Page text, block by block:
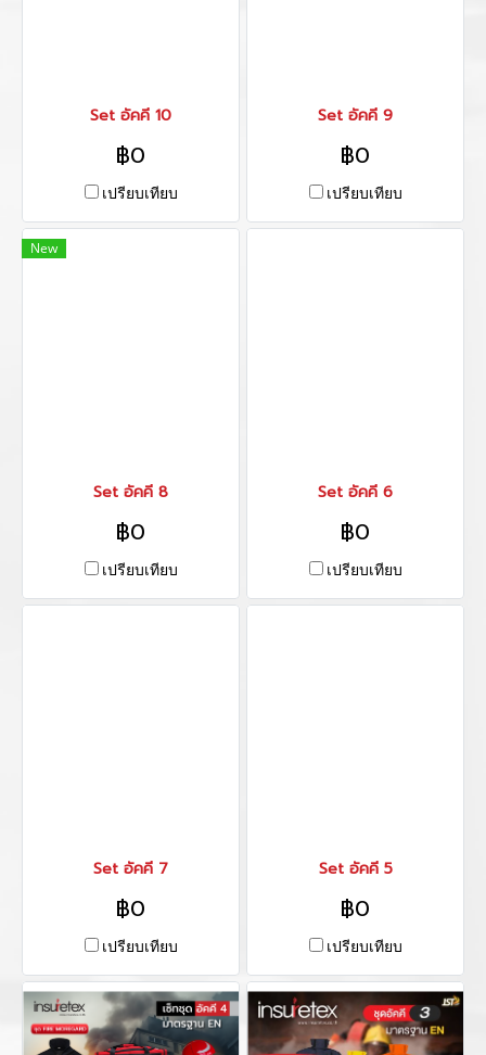
Set อัคคี 10
฿0
เปรียบเทียบ
Set อัคคี 9
฿0
เปรียบเทียบ
New
Set อัคคี 8
฿0
เปรียบเทียบ
Set อัคคี 6
฿0
เปรียบเทียบ
Set อัคคี 7
฿0
เปรียบเทียบ
Set อัคคี 5
฿0
เปรียบเทียบ